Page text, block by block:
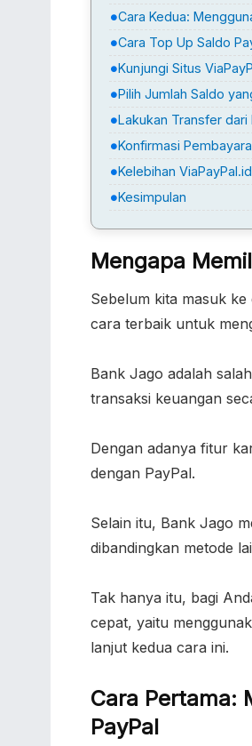
Cara Kedua:
Cara Top Up Saldo
Kunjungi Situs
Pilih Jumlah Saldo
Lakukan Transfer
Konfirmasi
Kelebihan
Kesimpulan
Mengapa
Sebelum kita masuk
cara terbaik untuk
Bank Jago adalah
transaksi keuangan
Dengan adanya fitur
dengan PayPal.
Selain itu, Bank Jago
dibandingkan metode
Tak hanya itu, bagi
cepat, yaitu
lanjut kedua cara ini.
Cara Pertama:
PayPal